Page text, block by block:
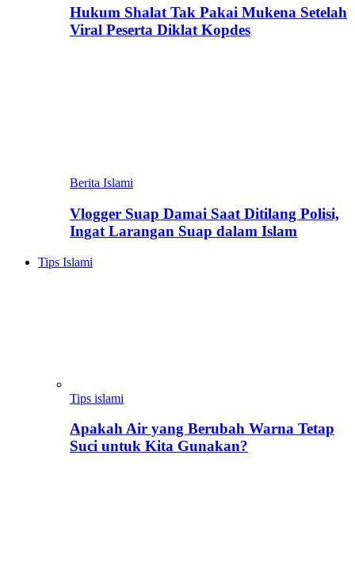
Hukum Shalat Tak Pakai Mukena Setelah
Viral Peserta Diklat Kopdes
Berita Islami
Vlogger Suap Damai Saat Ditilang Polisi,
Ingat Larangan Suap dalam Islam
Tips Islami
Tips islami
Apakah Air yang Berubah Warna Tetap
Suci untuk Kita Gunakan?